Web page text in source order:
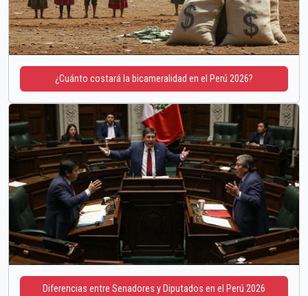
¿Cuánto costará la bicameralidad en el Perú 2026?
Diferencias entre Senadores y Diputados en el Perú 2026